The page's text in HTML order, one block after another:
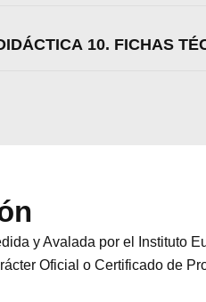
10. FICHAS
y Avalada por el Instituto
Oficial o Certificado de